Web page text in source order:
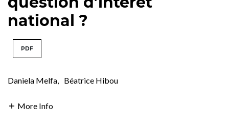
national ?
PDF
Daniela Melfa, Béatrice Hibou
More Info